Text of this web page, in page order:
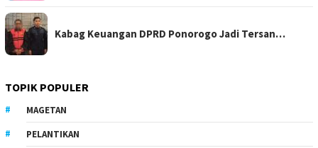
Kabag Keuangan DPRD Ponorogo Jadi Tersan…
TOPIK POPULER
MAGETAN
PELANTIKAN